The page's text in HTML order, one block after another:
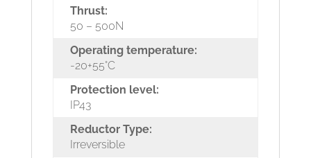
Thrust:
50 – 500N
Operating temperature:
-20+55°C
Protection level:
IP43
Reductor Type:
Irreversible